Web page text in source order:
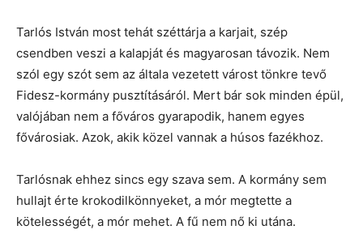
Tarlós István most tehát széttárja a karjait, szép
csendben veszi a kalapját és magyarosan távozik. Nem
szól egy szót sem az általa vezetett várost tönkre tevő
Fidesz-kormány pusztításáról. Mert bár sok minden épül,
valójában nem a főváros gyarapodik, hanem egyes
fővárosiak. Azok, akik közel vannak a húsos fazékhoz.
Tarlósnak ehhez sincs egy szava sem. A kormány sem
hullajt érte krokodilkönnyeket, a mór megtette a
kötelességét, a mór mehet. A fű nem nő ki utána.